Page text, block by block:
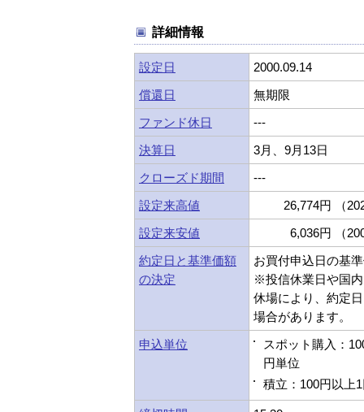
詳細情報
設定日
2000.09.14
償還日
無期限
ファンド休日
---
決算日
3月、9月13日
クローズド期間
---
設定来高値
26,774円 （
設定来安値
6,036円 （
約定日と基準価額
の決定
お買付申込日の基
※投信休業日や国
休場により、約定
場合があります。
申込単位
スポット購入：
円単位
積立：100円以上